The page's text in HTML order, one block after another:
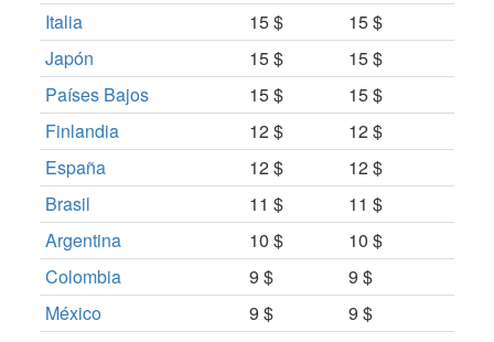
Italia
15 $
15 $
Japón
15 $
15 $
Países Bajos
15 $
15 $
Finlandia
12 $
12 $
España
12 $
12 $
Brasil
11 $
11 $
Argentina
10 $
10 $
Colombia
9 $
9 $
México
9 $
9 $